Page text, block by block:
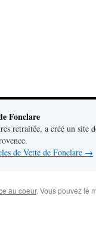
Fonclare
retraitée, a créé un site
de Vette de Fonclare →
au coeur. Vous pouvez le